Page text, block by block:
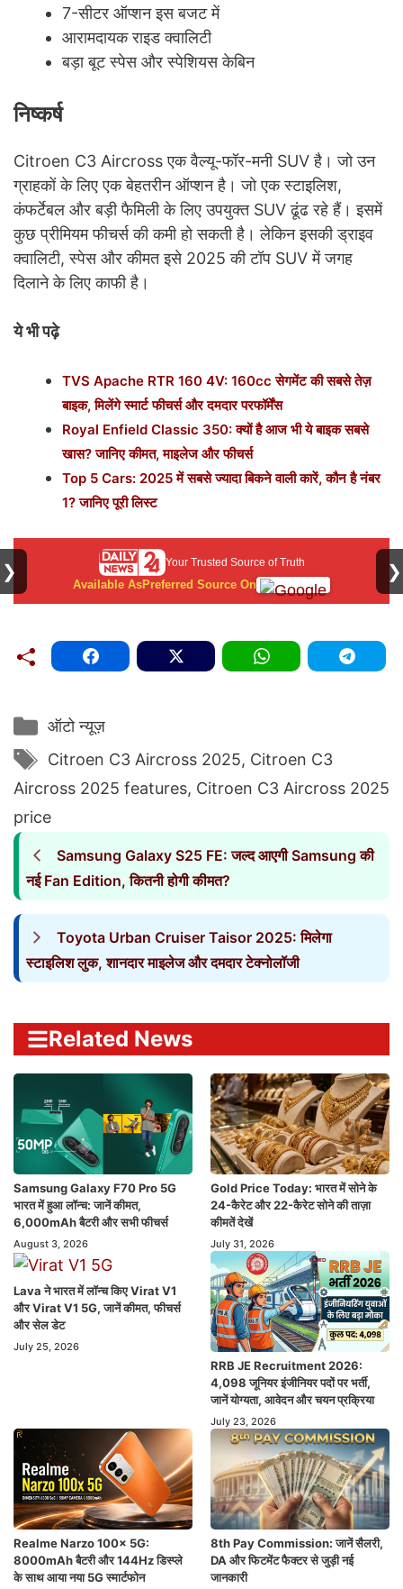
7-सीटर ऑप्शन इस बजट में
आरामदायक राइड क्वालिटी
बड़ा बूट स्पेस और स्पेशियस केबिन
निष्कर्ष
Citroen C3 Aircross एक वैल्यू-फॉर-मनी SUV है। जो उन
ग्राहकों के लिए एक बेहतरीन ऑप्शन है। जो एक स्टाइलिश,
कंफर्टेबल और बड़ी फैमिली के लिए उपयुक्त SUV ढूंढ रहे हैं। इसमें
कुछ प्रीमियम फीचर्स की कमी हो सकती है। लेकिन इसकी ड्राइव
क्वालिटी, स्पेस और कीमत इसे 2025 की टॉप SUV में जगह
दिलाने के लिए काफी है।
ये भी पढ़े
TVS Apache RTR 160 4V: 160cc सेगमेंट की सबसे तेज़
बाइक, मिलेंगे स्मार्ट फीचर्स और दमदार परफॉर्मेंस
Royal Enfield Classic 350: क्यों है आज भी ये बाइक सबसे
खास? जानिए कीमत, माइलेज और फीचर्स
Top 5 Cars: 2025 में सबसे ज्यादा बिकने वाली कारें, कौन है नंबर
1? जानिए पूरी लिस्ट
Your Trusted Source of Truth
Available AsPreferred Source On
Categories
ऑटो न्यूज़
Tags
Citroen C3 Aircross 2025, Citroen C3
Aircross 2025 features, Citroen C3 Aircross 2025
price
Samsung Galaxy S25 FE: जल्द आएगी Samsung की
नई Fan Edition, कितनी होगी कीमत?
Toyota Urban Cruiser Taisor 2025: मिलेगा
स्टाइलिश लुक, शानदार माइलेज और दमदार टेक्नोलॉजी
Related News
Samsung Galaxy F70 Pro 5G
भारत में हुआ लॉन्च: जानें कीमत,
6,000mAh बैटरी और सभी फीचर्स
August 3, 2026
Gold Price Today: भारत में सोने के
24-कैरेट और 22-कैरेट सोने की ताज़ा
कीमतें देखें
July 31, 2026
Lava ने भारत में लॉन्च किए Virat V1
और Virat V1 5G, जानें कीमत, फीचर्स
और सेल डेट
July 25, 2026
RRB JE Recruitment 2026:
4,098 जूनियर इंजीनियर पदों पर भर्ती,
जानें योग्यता, आवेदन और चयन प्रक्रिया
July 23, 2026
Realme Narzo 100x 5G:
8000mAh बैटरी और 144Hz डिस्प्ले
के साथ आया नया 5G स्मार्टफोन
8th Pay Commission: जानें सैलरी,
DA और फिटमेंट फैक्टर से जुड़ी नई
जानकारी
❯ ❯